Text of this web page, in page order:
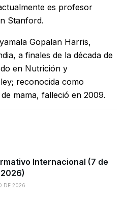
es profesor
Stanford.
Gopalan Harris,
a finales de la década de
en Nutrición y
reconocida como
mama, falleció en 2009.
Internacional (7 de
DE 2026